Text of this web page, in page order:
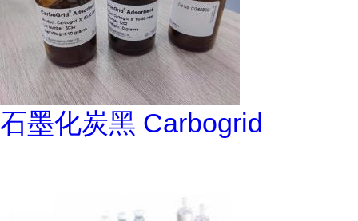
石墨化炭黑 Carbogrid